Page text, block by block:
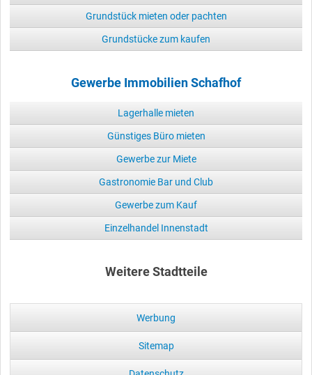
Grundstück mieten oder pachten
Grundstücke zum kaufen
Gewerbe Immobilien Schafhof
Lagerhalle mieten
Günstiges Büro mieten
Gewerbe zur Miete
Gastronomie Bar und Club
Gewerbe zum Kauf
Einzelhandel Innenstadt
Weitere Stadtteile
Werbung
Sitemap